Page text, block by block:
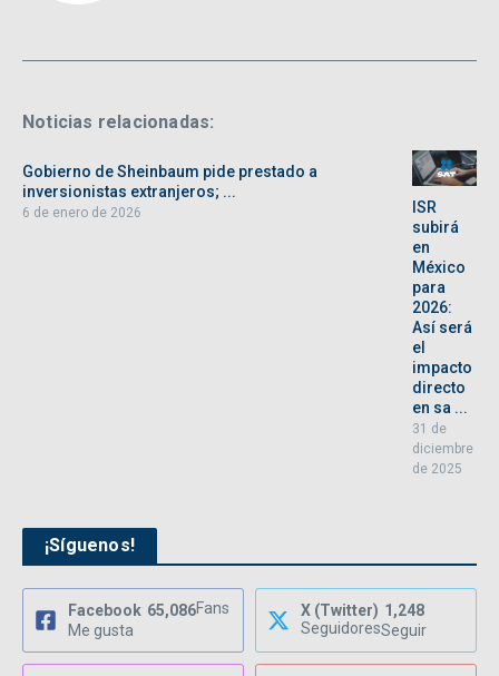
Noticias relacionadas:
Gobierno de Sheinbaum pide prestado a
inversionistas extranjeros; ...
6 de enero de 2026
ISR
subirá
en
México
para
2026:
Así será
el
impacto
directo
en sa ...
31 de
diciembre
de 2025
¡Síguenos!
Facebook 65,086Fans
Me gusta
X (Twitter) 1,248
SeguidoresSeguir